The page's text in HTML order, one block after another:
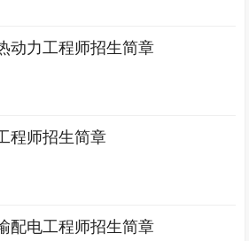
动力工程师招生简章
程师招生简章
配电工程师招生简章